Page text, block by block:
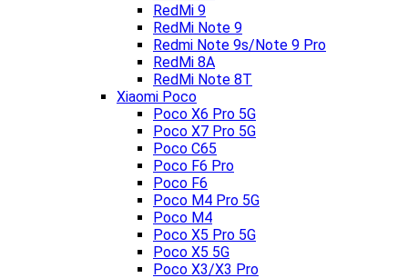
RedMi 9
RedMi Note 9
Redmi Note 9s/Note 9 Pro
RedMi 8A
RedMi Note 8T
Xiaomi Poco
Poco X6 Pro 5G
Poco X7 Pro 5G
Poco C65
Poco F6 Pro
Poco F6
Poco M4 Pro 5G
Poco M4
Poco X5 Pro 5G
Poco X5 5G
Poco X3/X3 Pro